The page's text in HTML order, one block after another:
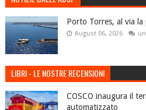
Porto Torres, al via la
August 06, 2026
LIBRI - LE NOSTRE RECENSIONI
COSCO inaugura il
automatizzato